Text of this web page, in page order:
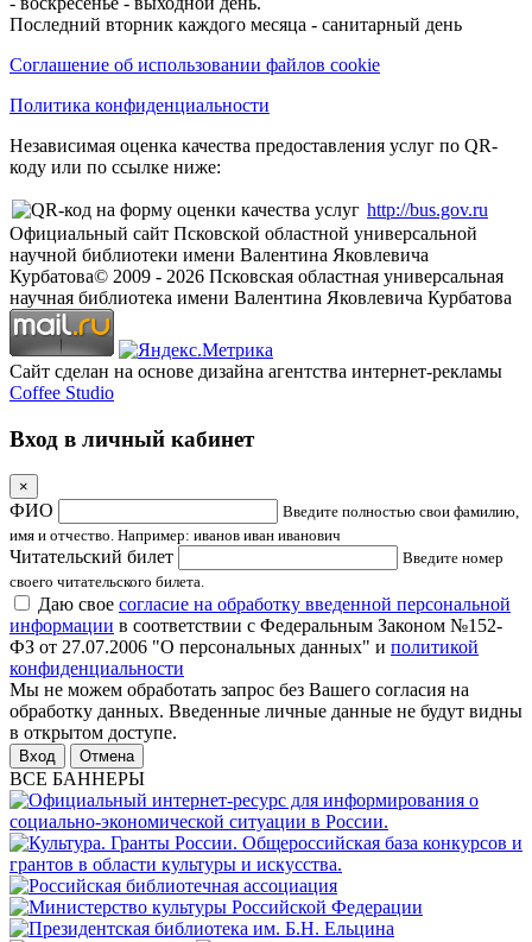
Последний вторник каждого месяца - санитарный день
Соглашение об использовании файлов cookie
Политика конфиденциальности
Независимая оценка качества предоставления услуг по QR-
коду или по ссылке ниже:
http://bus.gov.ru
Официальный сайт Псковской областной универсальной
научной библиотеки имени Валентина Яковлевича
Курбатова© 2009 - 2026 Псковская областная универсальная
научная библиотека имени Валентина Яковлевича Курбатова
Сайт сделан на основе дизайна агентства интернет-рекламы
Coffee Studio
Вход в личный кабинет
×
ФИО
Введите полностью свои фамилию,
имя и отчество. Например: иванов иван иванович
Читательский билет
Введите номер
своего читательского билета.
Даю свое согласие на обработку введенной персональной
информации в соответствии с Федеральным Законом №152-
ФЗ от 27.07.2006 "О персональных данных" и политикой
конфиденциальности
Мы не можем обработать запрос без Вашего согласия на
обработку данных. Введенные личные данные не будут видны
в открытом доступе.
Отмена
ВСЕ БАННЕРЫ